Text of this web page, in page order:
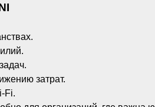
затрат.
Fi.